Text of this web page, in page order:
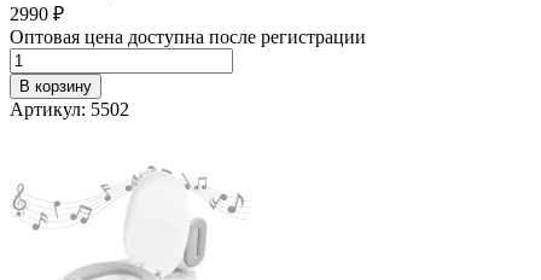
2990 ₽
Оптовая цена доступна после регистрации
В корзину
Артикул: 5502